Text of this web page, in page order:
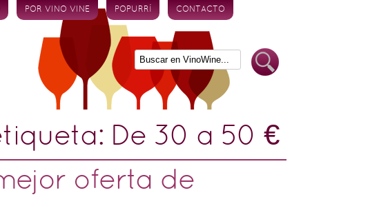
POR VINO VINE POPURRÍ CONTACTO
De 30 a 50 €
oferta de